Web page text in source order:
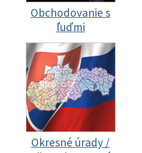
Obchodovanie s
ľuďmi
Okresné úrady /